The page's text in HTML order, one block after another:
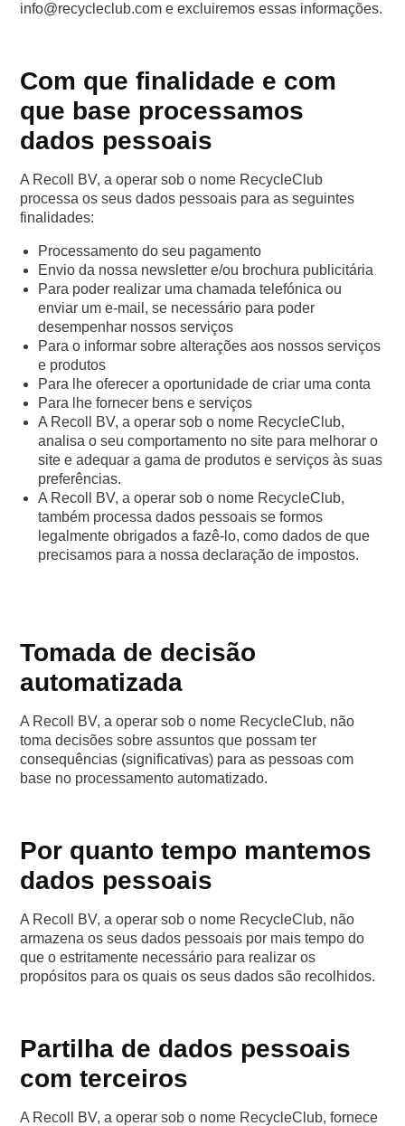
info@recycleclub.com e excluiremos essas informações.
Com que finalidade e com
que base processamos
dados pessoais
A Recoll BV, a operar sob o nome RecycleClub
processa os seus dados pessoais para as seguintes
finalidades:
Processamento do seu pagamento
Envio da nossa newsletter e/ou brochura publicitária
Para poder realizar uma chamada telefónica ou
enviar um e-mail, se necessário para poder
desempenhar nossos serviços
Para o informar sobre alterações aos nossos serviços
e produtos
Para lhe oferecer a oportunidade de criar uma conta
Para lhe fornecer bens e serviços
A Recoll BV, a operar sob o nome RecycleClub,
analisa o seu comportamento no site para melhorar o
site e adequar a gama de produtos e serviços às suas
preferências.
A Recoll BV, a operar sob o nome RecycleClub,
também processa dados pessoais se formos
legalmente obrigados a fazê-lo, como dados de que
precisamos para a nossa declaração de impostos.
Tomada de decisão
automatizada
A Recoll BV, a operar sob o nome RecycleClub, não
toma decisões sobre assuntos que possam ter
consequências (significativas) para as pessoas com
base no processamento automatizado.
Por quanto tempo mantemos
dados pessoais
A Recoll BV, a operar sob o nome RecycleClub, não
armazena os seus dados pessoais por mais tempo do
que o estritamente necessário para realizar os
propósitos para os quais os seus dados são recolhidos.
Partilha de dados pessoais
com terceiros
A Recoll BV, a operar sob o nome RecycleClub, fornece